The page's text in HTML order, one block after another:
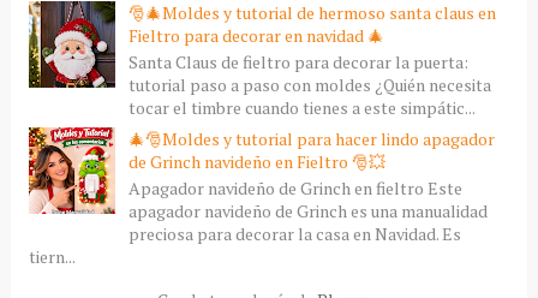
🎅🎄Moldes y tutorial de hermoso santa claus en
Fieltro para decorar en navidad 🎄
Santa Claus de fieltro para decorar la puerta:
tutorial paso a paso con moldes ¿Quién necesita
tocar el timbre cuando tienes a este simpátic...
🎄🎅Moldes y tutorial para hacer lindo apagador
de Grinch navideño en Fieltro 🎅💥
Apagador navideño de Grinch en fieltro Este
apagador navideño de Grinch es una manualidad
preciosa para decorar la casa en Navidad. Es
tiern...